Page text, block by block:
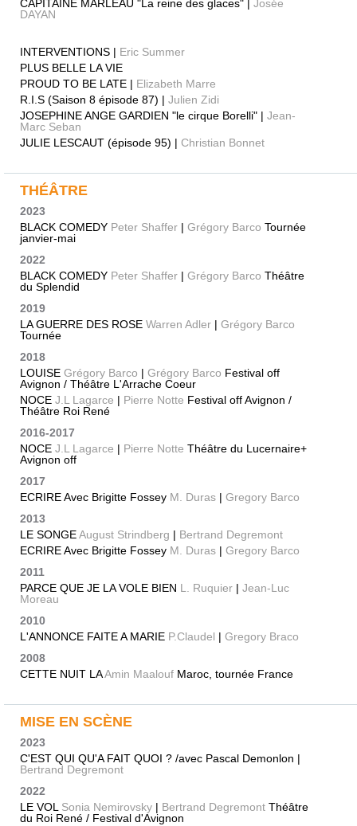
CAPITAINE MARLEAU "La reine des glaces" | Josée
DAYAN
INTERVENTIONS | Eric Summer
PLUS BELLE LA VIE
PROUD TO BE LATE | Elizabeth Marre
R.I.S (Saison 8 épisode 87) | Julien Zidi
JOSEPHINE ANGE GARDIEN "le cirque Borelli" | Jean-
Marc Seban
JULIE LESCAUT (épisode 95) | Christian Bonnet
THÉÂTRE
2023
BLACK COMEDY Peter Shaffer | Grégory Barco Tournée
janvier-mai
2022
BLACK COMEDY Peter Shaffer | Grégory Barco Théâtre
du Splendid
2019
LA GUERRE DES ROSE Warren Adler | Grégory Barco
Tournée
2018
LOUISE Grégory Barco | Grégory Barco Festival off
Avignon / Théâtre L'Arrache Coeur
NOCE J.L Lagarce | Pierre Notte Festival off Avignon /
Théâtre Roi René
2016-2017
NOCE J.L Lagarce | Pierre Notte Théâtre du Lucernaire+
Avignon off
2017
ECRIRE Avec Brigitte Fossey M. Duras | Gregory Barco
2013
LE SONGEAugust Strindberg | Bertrand Degremont
ECRIRE Avec Brigitte Fossey M. Duras | Gregory Barco
2011
PARCE QUE JE LA VOLE BIEN L. Ruquier | Jean-Luc
Moreau
2010
L'ANNONCE FAITE A MARIE P.Claudel | Gregory Braco
2008
CETTE NUIT LAAmin Maalouf Maroc, tournée France
MISE EN SCÈNE
2023
C'EST QUI QU'A FAIT QUOI ? /avec Pascal Demonlon |
Bertrand Degremont
2022
LE VOL Sonia Nemirovsky | Bertrand Degremont Théâtre
du Roi René / Festival d'Avignon